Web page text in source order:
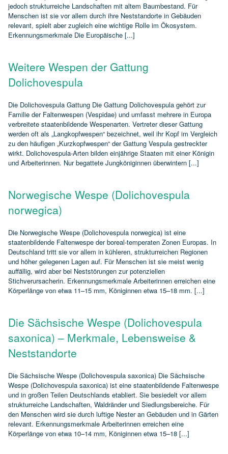
jedoch strukturreiche Landschaften mit altem Baumbestand. Für
Menschen ist sie vor allem durch ihre Neststandorte in Gebäuden
relevant, spielt aber zugleich eine wichtige Rolle im Ökosystem.
Erkennungsmerkmale Die Europäische [...]
Weitere Wespen der Gattung
Dolichovespula
Die Dolichovespula Gattung Die Gattung Dolichovespula gehört zur
Familie der Faltenwespen (Vespidae) und umfasst mehrere in Europa
verbreitete staatenbildende Wespenarten. Vertreter dieser Gattung
werden oft als „Langkopfwespen“ bezeichnet, weil ihr Kopf im Vergleich
zu den häufigen „Kurzkopfwespen“ der Gattung Vespula gestreckter
wirkt. Dolichovespula‑Arten bilden einjährige Staaten mit einer Königin
und Arbeiterinnen. Nur begattete Jungköniginnen überwintern [...]
Norwegische Wespe (Dolichovespula
norwegica)
Die Norwegische Wespe (Dolichovespula norwegica) ist eine
staatenbildende Faltenwespe der boreal‑temperaten Zonen Europas. In
Deutschland tritt sie vor allem in kühleren, strukturreichen Regionen
und höher gelegenen Lagen auf. Für Menschen ist sie meist wenig
auffällig, wird aber bei Neststörungen zur potenziellen
Stichverursacherin. Erkennungsmerkmale Arbeiterinnen erreichen eine
Körperlänge von etwa 11–15 mm, Königinnen etwa 15–18 mm. [...]
Die Sächsische Wespe (Dolichovespula
saxonica) – Merkmale, Lebensweise &
Neststandorte
Die Sächsische Wespe (Dolichovespula saxonica) Die Sächsische
Wespe (Dolichovespula saxonica) ist eine staatenbildende Faltenwespe
und in großen Teilen Deutschlands etabliert. Sie besiedelt vor allem
strukturreiche Landschaften, Waldränder und Siedlungsbereiche. Für
den Menschen wird sie durch luftige Nester an Gebäuden und in Gärten
relevant. Erkennungsmerkmale Arbeiterinnen erreichen eine
Körperlänge von etwa 10–14 mm, Königinnen etwa 15–18 [...]